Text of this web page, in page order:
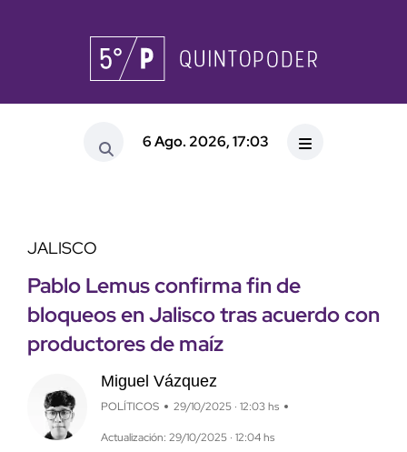
6 Ago. 2026, 17:03
JALISCO
Pablo Lemus confirma fin de
bloqueos en Jalisco tras acuerdo con
productores de maíz
Miguel Vázquez
POLÍTICOS 29/10/2025 · 12:03 hs
Actualización: 29/10/2025 · 12:04 hs